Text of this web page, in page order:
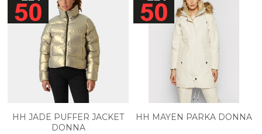
HH JADE PUFFER JACKET
DONNA
HH MAYEN PARKA DONNA